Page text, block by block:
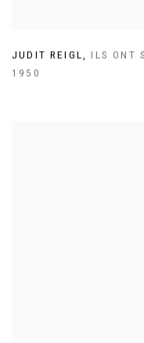
JUDIT REIGL,ILS ONT
1950